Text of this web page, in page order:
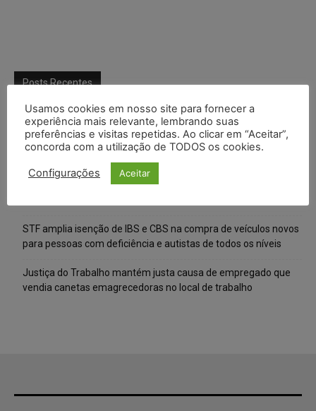
Posts Recentes
Composição da taxa de juros
Meta é alvo de denúncia após anúncios com conteúdo sexual
infantil gerado por IA circularem em suas plataformas
Advogado preso por suspeita de matar o filho tem inscrição
STF amplia isenção de IBS e CBS na compra de veículos novos
para pessoas com deficiência e autistas de todos os níveis
Justiça do Trabalho mantém justa causa de empregado que
vendia canetas emagrecedoras no local de trabalho
Usamos cookies em nosso site para fornecer a
experiência mais relevante, lembrando suas
preferências e visitas repetidas. Ao clicar em “Aceitar”,
concorda com a utilização de TODOS os cookies.
Configurações Aceitar